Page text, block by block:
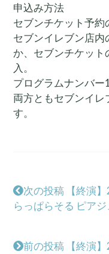
申込み方法
セブンチケット予約
セブンイレブン店内
か、セブンチケット
入。
プログラムナンバー
両方ともセブンイ
す。
次の投稿 【終演
らっぱらそる ピア
前の投稿 【終演